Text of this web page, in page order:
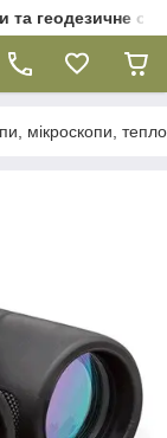
та геодезичне
мікроскопи,